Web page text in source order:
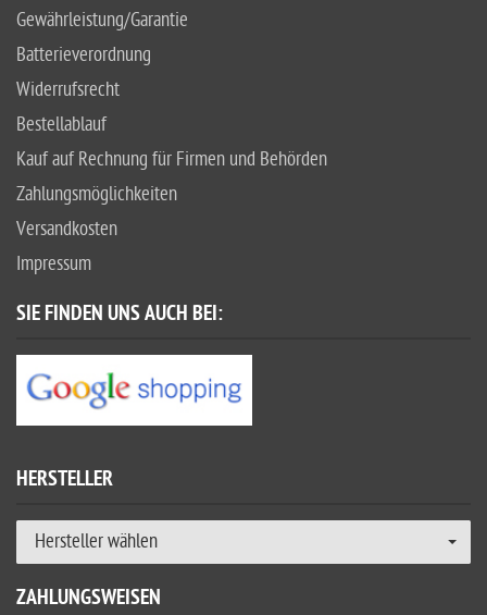
Gewährleistung/Garantie
Batterieverordnung
Widerrufsrecht
Bestellablauf
Kauf auf Rechnung für Firmen und Behörden
Zahlungsmöglichkeiten
Versandkosten
Impressum
SIE FINDEN UNS AUCH BEI:
HERSTELLER
Hersteller wählen
ZAHLUNGSWEISEN